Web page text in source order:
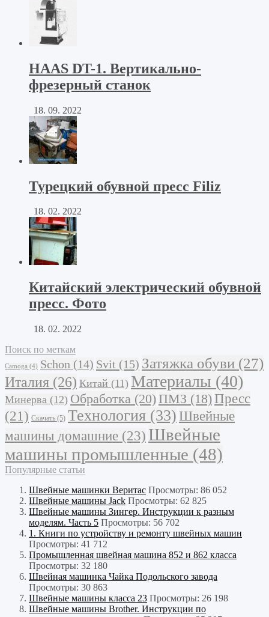
HAAS DT-1. Вертикально-
фрезерный станок
18. 09. 2022
Турецкий обувной пресс Filiz
18. 02. 2022
Китайский электрический обувной
пресс. Фото
18. 02. 2022
Поиск по меткам
Camoga (4) Schon (14) Svit (15) Затяжка обуви (27)
Италия (26) Китай (11) Материалы (40)
Минерва (12) Обработка (20) ПМЗ (18) Пресс
(21) Скачать (5) Технология (33) Швейные
машины домашние (23) Швейные
машины промышленные (48)
Популярные статьи
Швейные машинки Веритас Просмотры: 86 052
Швейные машины Jack Просмотры: 62 825
Швейные машины Зингер. Инструкции к разным
моделям. Часть 5 Просмотры: 56 702
1. Книги по устройству и ремонту швейных машин
Просмотры: 41 712
Промышленная швейная машина 852 и 862 класса
Просмотры: 32 180
Швейная машинка Чайка Подольского завода
Просмотры: 30 863
Швейные машины класса 23 Просмотры: 26 198
Швейные машины Brother. Инструкции по